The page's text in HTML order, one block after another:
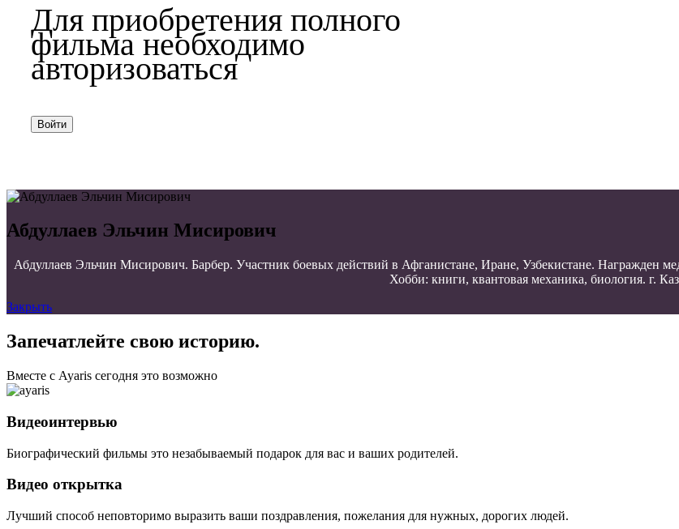
Для приобретения полного
фильма необходимо
авторизоваться
Войти
Абдуллаев Эльчин Мисирович
Абдуллаев Эльчин Мисирович. Барбер. Участник боевых действий в Афганистане, Иране, Узбекистане. Награжден
Хобби: книги, квантовая механика, биология. г.
Закрыть
Запечатлейте свою историю.
Вместе с Ayaris сегодня это возможно
Видеоинтервью
Биографический фильмы это незабываемый подарок для вас и ваших родителей.
Видео открытка
Лучший способ неповторимо выразить ваши поздравления, пожелания для нужных, дорогих людей.